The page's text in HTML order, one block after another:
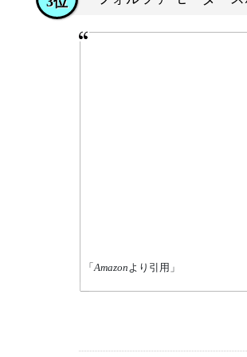
「Amazonより引用」